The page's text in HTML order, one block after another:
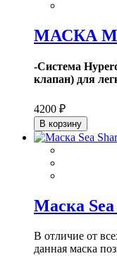
МАСКА M-
-Система
клапан) для
4200 ₽
В корзину
Маска
В отличие от
данная маска